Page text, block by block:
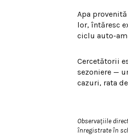
Apa
lor, întăresc
ciclu auto-
Cercetătorii
sezoniere —
cazuri, rata
Observațiile
înregistrate în